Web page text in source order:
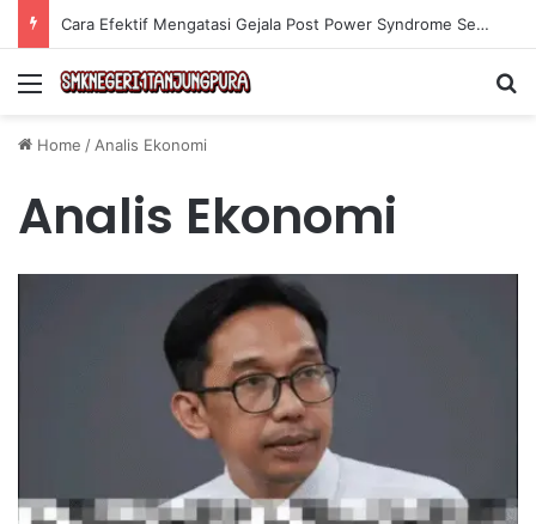
Cara Efektif Mengatasi Gejala Post Power Syndrome Setelah Pensiun Kerja
Menu
Home / Analis Ekonomi
Analis Ekonomi